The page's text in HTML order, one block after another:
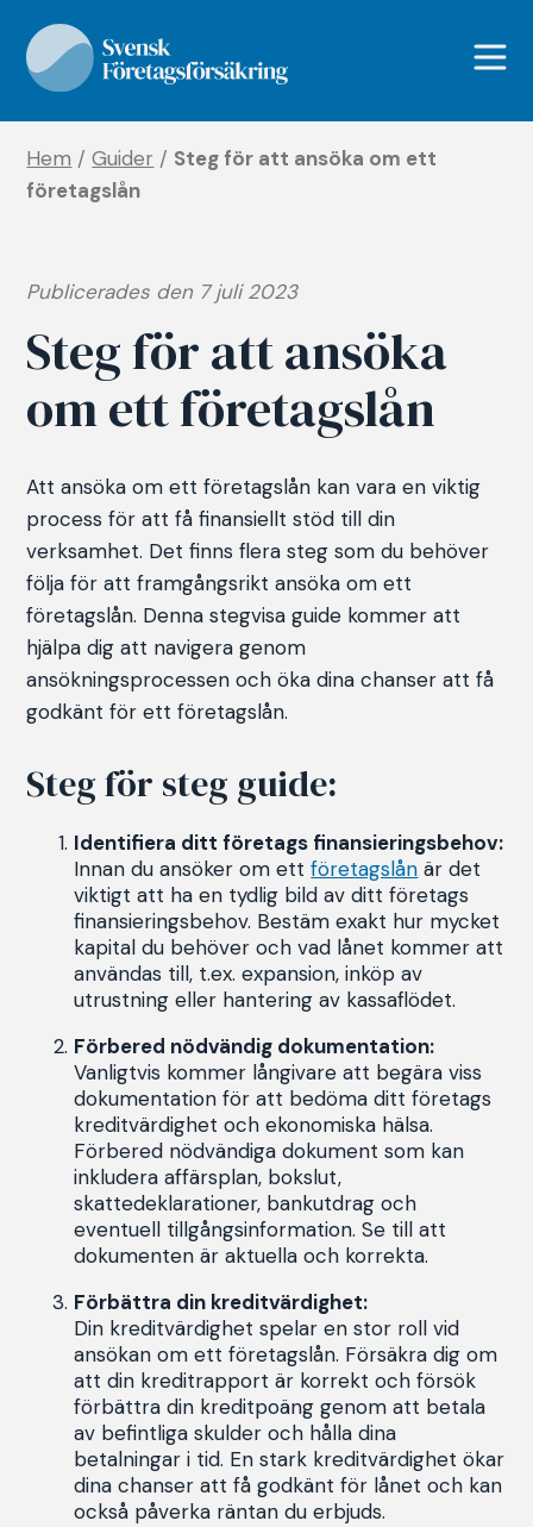
Hem /Guider / Steg för att ansöka om ett
företagslån
Publicerades den 7 juli 2023
Steg för att ansöka
om ett företagslån
Att ansöka om ett företagslån kan vara en viktig
process för att få finansiellt stöd till din
verksamhet. Det finns flera steg som du behöver
följa för att framgångsrikt ansöka om ett
företagslån. Denna stegvisa guide kommer att
hjälpa dig att navigera genom
ansökningsprocessen och öka dina chanser att få
godkänt för ett företagslån.
Steg för steg guide:
Identifiera ditt företags finansieringsbehov:
Innan du ansöker om ettföretagslån är det
viktigt att ha en tydlig bild av ditt företags
finansieringsbehov. Bestäm exakt hur mycket
kapital du behöver och vad lånet kommer att
användas till, t.ex. expansion, inköp av
utrustning eller hantering av kassaflödet.
Förbered nödvändig dokumentation:
Vanligtvis kommer långivare att begära viss
dokumentation för att bedöma ditt företags
kreditvärdighet och ekonomiska hälsa.
Förbered nödvändiga dokument som kan
inkludera affärsplan, bokslut,
skattedeklarationer, bankutdrag och
eventuell tillgångsinformation. Se till att
dokumenten är aktuella och korrekta.
Förbättra din kreditvärdighet:
Din kreditvärdighet spelar en stor roll vid
ansökan om ett företagslån. Försäkra dig om
att din kreditrapport är korrekt och försök
förbättra din kreditpoäng genom att betala
av befintliga skulder och hålla dina
betalningar i tid. En stark kreditvärdighet ökar
dina chanser att få godkänt för lånet och kan
också påverka räntan du erbjuds.